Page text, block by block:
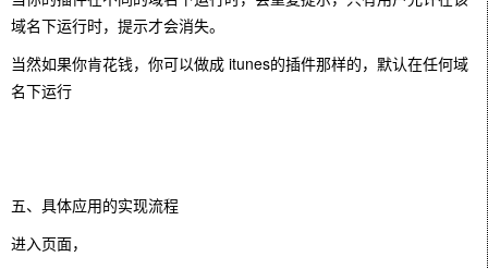
域名下运行时，提示才会消失。
当然如果你肯花钱，你可以做成 itunes的插件那样的，默认在任何域
名下运行
五、具体应用的实现流程
进入页面，